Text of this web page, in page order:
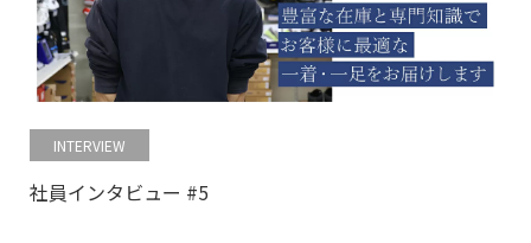
INTERVIEW
社員インタビュー #5